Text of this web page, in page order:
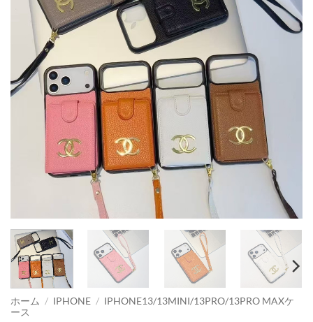
ホーム / IPHONE / IPHONE13/13MINI/13PRO/13PRO MAXケ
ース